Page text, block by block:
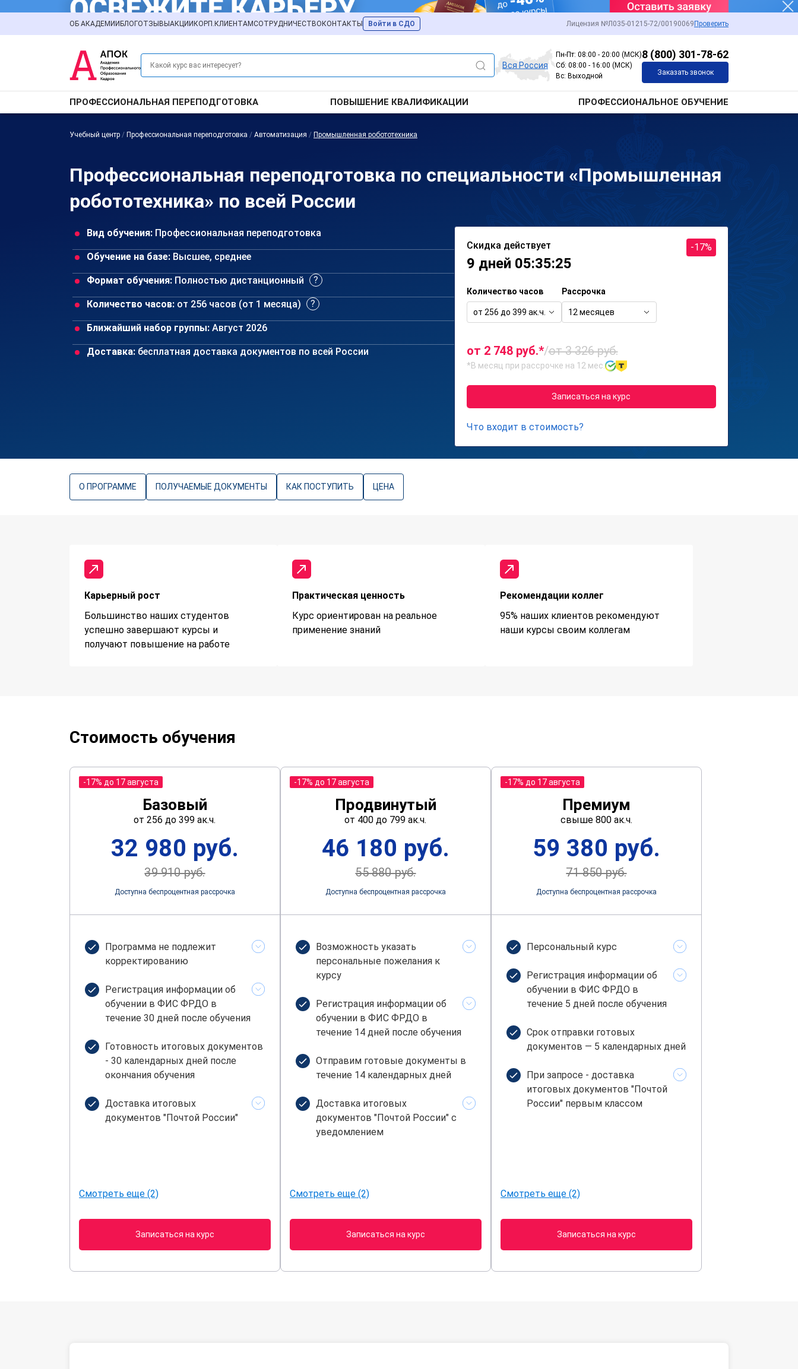
ОБ АКАДЕМИИ БЛОГОТЗЫВЫ АКЦИИ КОРП.КЛИЕНТАМСОТРУДНИЧЕСТВО КОНТАКТЫ Войти в СДО Лицензия №Л035-01215-72/00190069 Проверить
Вся Россия
Пн-Пт: 08:00 - 20:00 (МСК)
Сб: 08:00 - 16:00 (МСК)
Вс: Выходной
8 (800) 301-78-62
Заказать звонок
ПРОФЕССИОНАЛЬНАЯ ПЕРЕПОДГОТОВКА ПОВЫШЕНИЕ КВАЛИФИКАЦИИ ПРОФЕССИОНАЛЬНОЕ ОБУЧЕНИЕ
Учебный центр / Профессиональная переподготовка / Автоматизация / Промышленная робототехника
Профессиональная переподготовка по специальности «Промышленная
робототехника» по всей России
Вид обучения: Профессиональная переподготовка
Обучение на базе: Высшее, среднее
Формат обучения: Полностью дистанционный
Количество часов: от 256 часов (от 1 месяца)
Ближайший набор группы: Август 2026
Доставка: бесплатная доставка документов по всей России
Скидка действует
9 дней 05:35:25
-17%
Количество часов
от 256 до 399 ак.ч.
Рассрочка
12 месяцев
от 2 748 руб.*/от 3 326 руб.
*В месяц при рассрочке на 12 мес.
Записаться на курс
Что входит в стоимость?
О ПРОГРАММЕ ПОЛУЧАЕМЫЕ ДОКУМЕНТЫ КАК ПОСТУПИТЬ ЦЕНА
Карьерный рост
Большинство наших студентов
успешно завершают курсы и
получают повышение на работе
Практическая ценность
Курс ориентирован на реальное
применение знаний
Рекомендации коллег
95% наших клиентов рекомендуют
наши курсы своим коллегам
Стоимость обучения
-17% до 17 августа
Базовый
от 256 до 399 ак.ч.
32 980 руб.
39 910 руб.
Доступна беспроцентная рассрочка
Программа не подлежит
корректированию
Регистрация информации об
обучении в ФИС ФРДО в
течение 30 дней после обучения
Готовность итоговых документов
- 30 календарных дней после
окончания обучения
Доставка итоговых
документов "Почтой России"
Смотреть еще (2)
Записаться на курс
-17% до 17 августа
Продвинутый
от 400 до 799 ак.ч.
46 180 руб.
55 880 руб.
Доступна беспроцентная рассрочка
Возможность указать
персональные пожелания к
курсу
Регистрация информации об
обучении в ФИС ФРДО в
течение 14 дней после обучения
Отправим готовые документы в
течение 14 календарных дней
Доставка итоговых
документов "Почтой России" с
уведомлением
Смотреть еще (2)
Записаться на курс
-17% до 17 августа
Премиум
свыше 800 ак.ч.
59 380 руб.
71 850 руб.
Доступна беспроцентная рассрочка
Персональный курс
Регистрация информации об
обучении в ФИС ФРДО в
течение 5 дней после обучения
Срок отправки готовых
документов — 5 календарных дней
При запросе - доставка
итоговых документов "Почтой
России" первым классом
Смотреть еще (2)
Записаться на курс